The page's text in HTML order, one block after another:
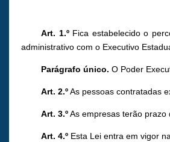
Art. 1.ºFica estabelecido o
administrativo com o Executivo
Parágrafo único. O Poder
Art. 2.ºAs pessoas contratadas
Art. 3.ºAs empresas terão
Art. 4.º Esta Lei entra em vigor